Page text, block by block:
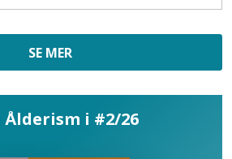
SE MER
Ålderism i #2/26